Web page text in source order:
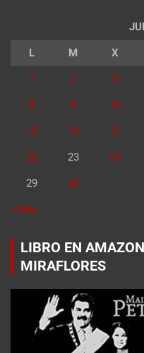
L M X
1 2 3
8 9 10
15 16 17
22 23 24
29 30
« May
LIBRO EN
MIRAFLORES